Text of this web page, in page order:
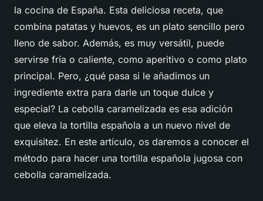
la cocina de España. Esta deliciosa receta, que
combina patatas y huevos, es un plato sencillo pero
lleno de sabor. Además, es muy versátil, puede
servirse fría o caliente, como aperitivo o como plato
principal. Pero, ¿qué pasa si le añadimos un
ingrediente extra para darle un toque dulce y
especial? La cebolla caramelizada es esa adición
que eleva la tortilla española a un nuevo nivel de
exquisitez. En este artículo, os daremos a conocer el
método para hacer una tortilla española jugosa con
cebolla caramelizada.